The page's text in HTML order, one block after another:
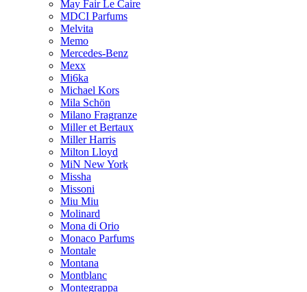
May Fair Le Caire
MDCI Parfums
Melvita
Memo
Mercedes-Benz
Mexx
Mi6ka
Michael Kors
Mila Schön
Milano Fragranze
Miller et Bertaux
Miller Harris
Milton Lloyd
MiN New York
Missha
Missoni
Miu Miu
Molinard
Mona di Orio
Monaco Parfums
Montale
Montana
Montblanc
Montegrappa